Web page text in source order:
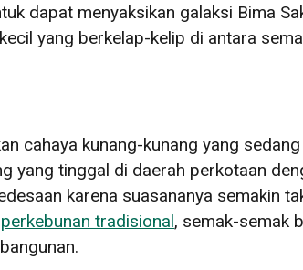
dapat menyaksikan galaksi Bima
yang berkelap-kelip di antara
cahaya kunang-kunang yang
yang tinggal di daerah perkotaan
karena suasananya semakin
perkebunan tradisional, semak-semak